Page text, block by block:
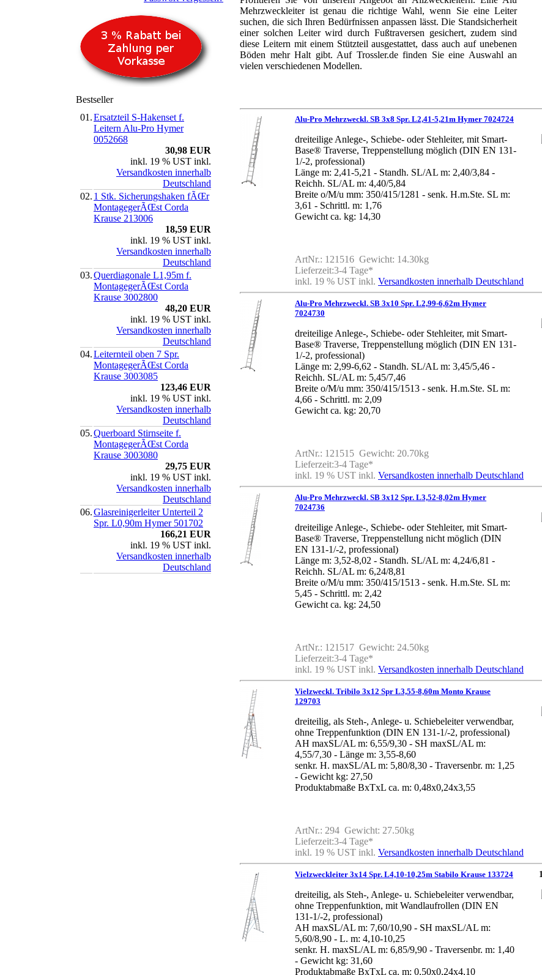
Bestseller
01.Ersatzteil S-Hakenset f.
Leitern Alu-Pro Hymer
0052668
30,98 EUR
inkl. 19 % UST inkl.
Versandkosten innerhalb
Deutschland
02. 1 Stk. Sicherungshaken fÃŒr
MontagegerÃŒst Corda
Krause 213006
18,59 EUR
inkl. 19 % UST inkl.
Versandkosten innerhalb
Deutschland
03.Querdiagonale L1,95m f.
MontagegerÃŒst Corda
Krause 3002800
48,20 EUR
inkl. 19 % UST inkl.
Versandkosten innerhalb
Deutschland
04.Leiternteil oben 7 Spr.
MontagegerÃŒst Corda
Krause 3003085
123,46 EUR
inkl. 19 % UST inkl.
Versandkosten innerhalb
Deutschland
05.Querboard Stirnseite f.
MontagegerÃŒst Corda
Krause 3003080
29,75 EUR
inkl. 19 % UST inkl.
Versandkosten innerhalb
Deutschland
06.Glasreinigerleiter Unterteil 2
Spr. L0,90m Hymer 501702
166,21 EUR
inkl. 19 % UST inkl.
Versandkosten innerhalb
Deutschland
Mehrzweckleiter ist genau die richtige Wahl, wenn Sie eine Leiter
suchen, die sich Ihren Bedürfnissen anpassen lässt. Die Standsicherheit
einer solchen Leiter wird durch Fußtraversen gesichert, zudem sind
diese Leitern mit einem Stützteil ausgestattet, dass auch auf unebenen
Böden mehr Halt gibt. Auf Trossler.de finden Sie eine Auswahl an
vielen verschiedenen Modellen.
Alu-Pro Mehrzweckl. SB 3x8 Spr. L2,41-5,21m Hymer 7024724
dreiteilige Anlege-, Schiebe- oder Stehleiter, mit Smart-
Base® Traverse, Treppenstellung möglich (DIN EN 131-
1/-2, professional)
Länge m: 2,41-5,21 - Standh. SL/AL m: 2,40/3,84 -
Reichh. SL/AL m: 4,40/5,84
Breite o/M/u mm: 350/415/1281 - senk. H.m.Ste. SL m:
3,61 - Schrittl. m: 1,76
Gewicht ca. kg: 14,30
ArtNr.: 121516 Gewicht: 14.30kg
Lieferzeit:3-4 Tage*
inkl. 19 % UST inkl. Versandkosten innerhalb Deutschland
Alu-Pro Mehrzweckl. SB 3x10 Spr. L2,99-6,62m Hymer
7024730
dreiteilige Anlege-, Schiebe- oder Stehleiter, mit Smart-
Base® Traverse, Treppenstellung möglich (DIN EN 131-
1/-2, professional)
Länge m: 2,99-6,62 - Standh. SL/AL m: 3,45/5,46 -
Reichh. SL/AL m: 5,45/7,46
Breite o/M/u mm: 350/415/1513 - senk. H.m.Ste. SL m:
4,66 - Schrittl. m: 2,09
Gewicht ca. kg: 20,70
ArtNr.: 121515 Gewicht: 20.70kg
Lieferzeit:3-4 Tage*
inkl. 19 % UST inkl. Versandkosten innerhalb Deutschland
Alu-Pro Mehrzweckl. SB 3x12 Spr. L3,52-8,02m Hymer
7024736
dreiteilige Anlege-, Schiebe- oder Stehleiter, mit Smart-
Base® Traverse, Treppenstellung nicht möglich (DIN
EN 131-1/-2, professional)
Länge m: 3,52-8,02 - Standh. SL/AL m: 4,24/6,81 -
Reichh. SL/AL m: 6,24/8,81
Breite o/M/u mm: 350/415/1513 - senk. H.m.Ste. SL m:
5,45 - Schrittl. m: 2,42
Gewicht ca. kg: 24,50
ArtNr.: 121517 Gewicht: 24.50kg
Lieferzeit:3-4 Tage*
inkl. 19 % UST inkl. Versandkosten innerhalb Deutschland
Vielzweckl. Tribilo 3x12 Spr L3,55-8,60m Monto Krause
129703
dreiteilig, als Steh-, Anlege- u. Schiebeleiter verwendbar,
ohne Treppenfunktion (DIN EN 131-1/-2, professional)
AH maxSL/AL m: 6,55/9,30 - SH maxSL/AL m:
4,55/7,30 - Länge m: 3,55-8,60
senkr. H. maxSL/AL m: 5,80/8,30 - Traversenbr. m: 1,25
- Gewicht kg: 27,50
Produktabmaße BxTxL ca. m: 0,48x0,24x3,55
ArtNr.: 294 Gewicht: 27.50kg
Lieferzeit:3-4 Tage*
inkl. 19 % UST inkl. Versandkosten innerhalb Deutschland
Vielzweckleiter 3x14 Spr. L4,10-10,25m Stabilo Krause 133724
dreiteilig, als Steh-, Anlege- u. Schiebeleiter verwendbar,
ohne Treppenfunktion, mit Wandlaufrollen (DIN EN
131-1/-2, professional)
AH maxSL/AL m: 7,60/10,90 - SH maxSL/AL m:
5,60/8,90 - L. m: 4,10-10,25
senkr. H. maxSL/AL m: 6,85/9,90 - Traversenbr. m: 1,40
- Gewicht kg: 31,60
Produktabmaße BxTxL ca. m: 0,50x0,24x4,10